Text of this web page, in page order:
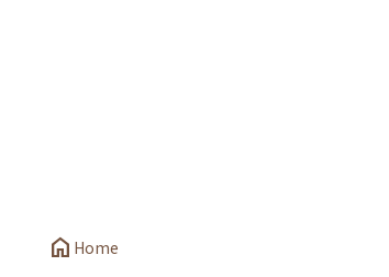
home Home